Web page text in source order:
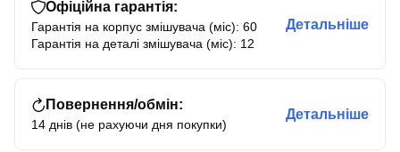
Офіційна гарантія:
Гарантія на корпус змішувача (міс): 60
Гарантія на деталі змішувача (міс): 12
Детальніше
Повернення/обмін:
14 днів (не рахуючи дня покупки)
Детальніше